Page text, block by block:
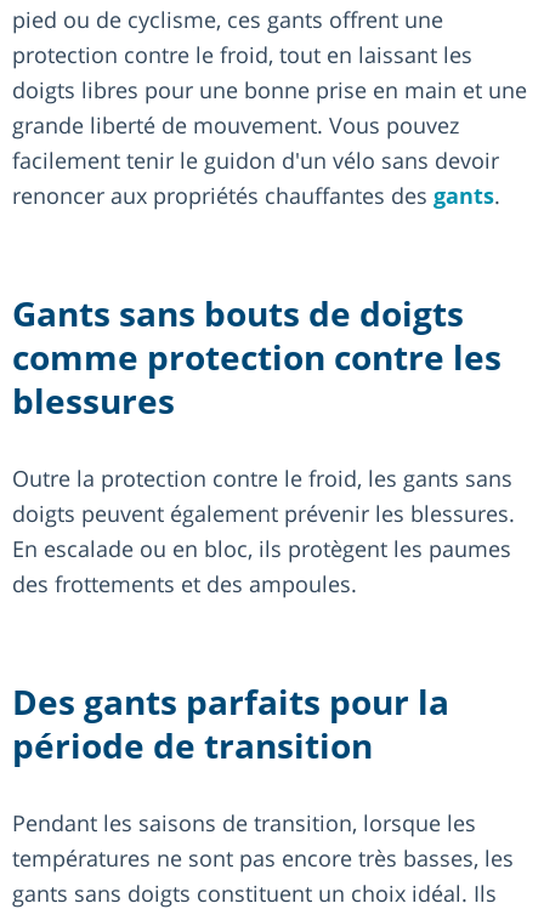
pied ou de cyclisme, ces gants offrent une
protection contre le froid, tout en laissant les
doigts libres pour une bonne prise en main et une
grande liberté de mouvement. Vous pouvez
facilement tenir le guidon d'un vélo sans devoir
renoncer aux propriétés chauffantes des gants.
Gants sans bouts de doigts
comme protection contre les
blessures
Outre la protection contre le froid, les gants sans
doigts peuvent également prévenir les blessures.
En escalade ou en bloc, ils protègent les paumes
des frottements et des ampoules.
Des gants parfaits pour la
période de transition
Pendant les saisons de transition, lorsque les
températures ne sont pas encore très basses, les
gants sans doigts constituent un choix idéal. Ils